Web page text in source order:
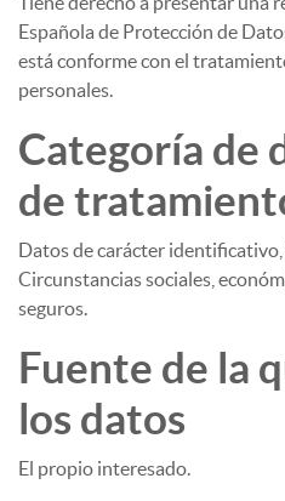
Española de Protección de
está conforme con el
personales.
Categoría de
de
Datos de carácter
Circunstancias sociales,
seguros.
Fuente de la
los datos
El propio interesado.